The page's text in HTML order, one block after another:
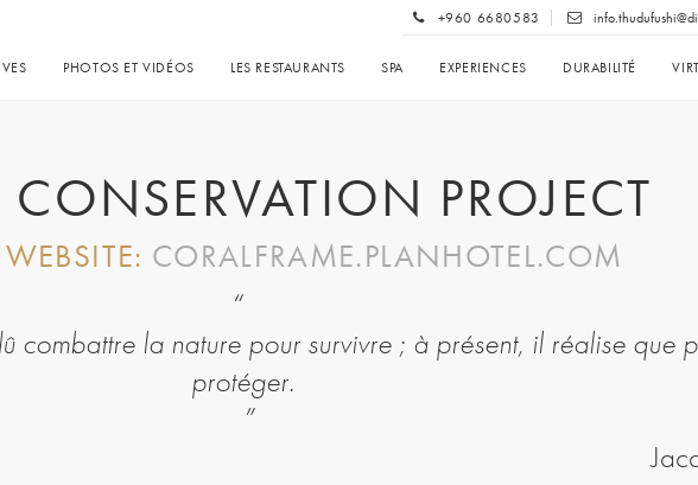
+960 6680583
PHOTOS ET VIDÉOS LES RESTAURANTS SPA EXPERIENCES DURABILITÉ
PROJECT
CORALFRAME.PLANHOTEL.COM
combattre la nature pour survivre ; à présent, il réalise que
protéger.